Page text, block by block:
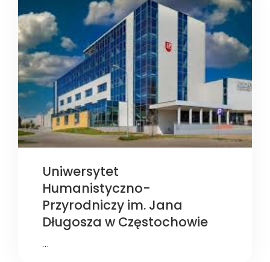
Uniwersytet
Humanistyczno-
Przyrodniczy im. Jana
Długosza w Częstochowie
…